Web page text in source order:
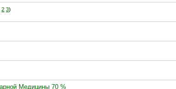
2 3)
Медицины 70 %